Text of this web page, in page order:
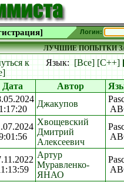
Логин:
ЛУЧШИЕ ПОПЫТКИ
к
Язык:[Все] [C++]
Дата Автор
1:17:20
Джакупов
Хвощевский
Дмитрий
Алексеевич
Артур
Муравленко-
ЯНАО